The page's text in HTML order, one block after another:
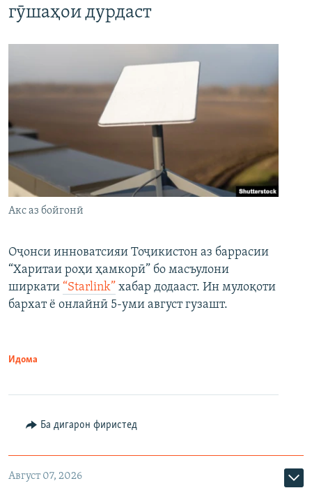
гӯшаҳои дурдаст
Акс аз бойгонӣ
Оҷонси инноватсияи Тоҷикистон аз баррасии
“Харитаи роҳи ҳамкорӣ” бо масъулони
ширкати “Starlink” хабар додааст. Ин мулоқоти
бархат ё онлайнӣ 5-уми август гузашт.
Идома
Ба дигарон фиристед
Август 07, 2026